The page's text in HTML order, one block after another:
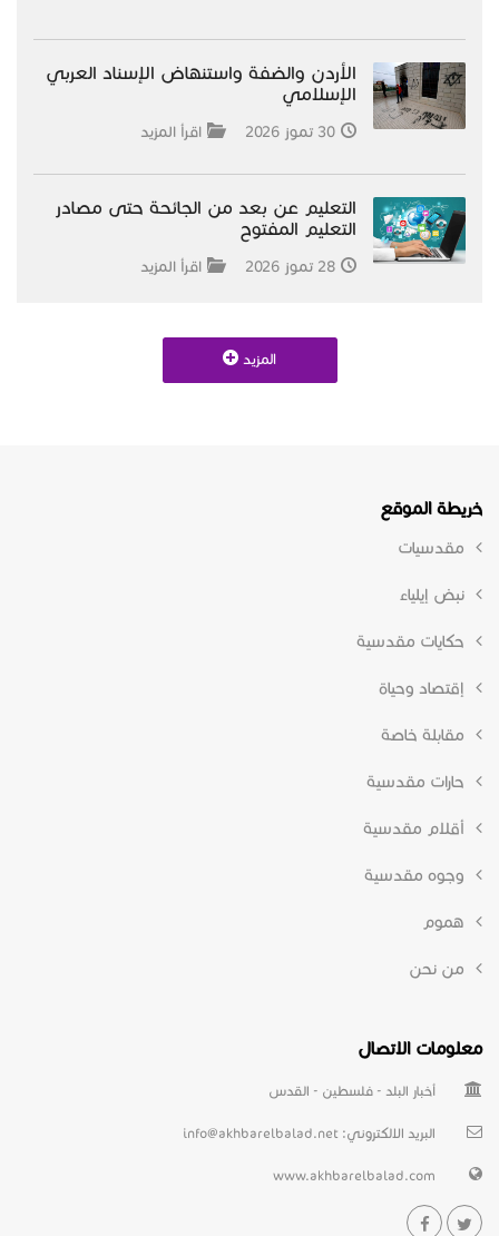
الأردن والضفة واستنهاض الإسناد العربي
الإسلامي
30 تموز 2026 اقرأ المزيد
التعليم عن بعد من الجائحة حتى مصادر
التعليم المفتوح
28 تموز 2026 اقرأ المزيد
المزيد
خريطة الموقع
مقدسيات
نبض إيلياء
حكايات مقدسية
إقتصاد وحياة
مقابلة خاصة
حارات مقدسية
أقلام مقدسية
وجوه مقدسية
هموم
من نحن
معلومات الاتصال
أخبار البلد - فلسطين - القدس
البريد الالكتروني: info@akhbarelbalad.net
www.akhbarelbalad.com